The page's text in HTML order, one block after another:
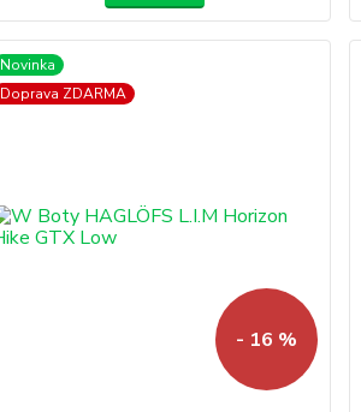
Novinka
Doprava ZDARMA
- 16 %